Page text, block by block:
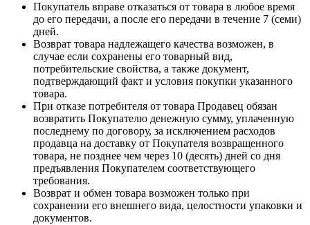
Покупатель вправе отказаться от товара в любое время
до его передачи, а после его передачи в течение 7 (семи)
дней.
Возврат товара надлежащего качества возможен, в
случае если сохранены его товарный вид,
потребительские свойства, а также документ,
подтверждающий факт и условия покупки указанного
товара.
При отказе потребителя от товара Продавец обязан
возвратить Покупателю денежную сумму, уплаченную
последнему по договору, за исключением расходов
продавца на доставку от Покупателя возвращенного
товара, не позднее чем через 10 (десять) дней со дня
предъявления Покупателем соответствующего
требования.
Возврат и обмен товара возможен только при
сохранении его внешнего вида, целостности упаковки и
документов.